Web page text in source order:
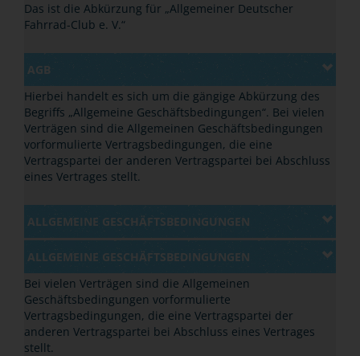
Das ist die Abkürzung für „Allgemeiner Deutscher
Fahrrad-Club e. V.“
AGB
Hierbei handelt es sich um die gängige Abkürzung des
Begriffs „Allgemeine Geschäftsbedingungen“. Bei vielen
Verträgen sind die Allgemeinen Geschäftsbedingungen
vorformulierte Vertragsbedingungen, die eine
Vertragspartei der anderen Vertragspartei bei Abschluss
eines Vertrages stellt.
ALLGEMEINE GESCHÄFTSBEDINGUNGEN
ALLGEMEINE GESCHÄFTSBEDINGUNGEN
Bei vielen Verträgen sind die Allgemeinen
Geschäftsbedingungen vorformulierte
Vertragsbedingungen, die eine Vertragspartei der
anderen Vertragspartei bei Abschluss eines Vertrages
stellt.